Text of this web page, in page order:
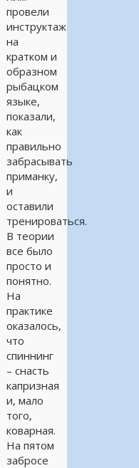
провели
инструктаж
на
кратком и
образном
рыбацком
языке,
показали,
как
правильно
забрасывать
приманку,
и
оставили
тренироваться.
В теории
все было
просто и
понятно.
На
практике
оказалось,
что
спиннинг
– снасть
капризная
и, мало
того,
коварная.
На пятом
забросе